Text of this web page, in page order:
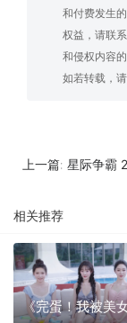
和付费发生
权益，请联
和侵权内容的
如若转载，
上一篇: 星际争霸 2
相关推荐